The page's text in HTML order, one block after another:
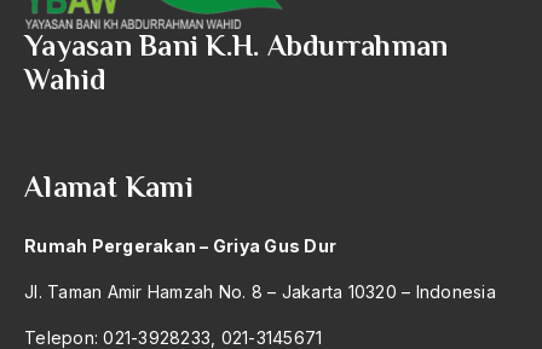
Arswendo Atmowiloto
Arti Kepemimpinan
Asas Keagamaan
asas kebangsaan
Yayasan Bani K.H. Abdurrahman
Wahid
Alamat Kami
Rumah Pergerakan – Griya Gus Dur
Jl. Taman Amir Hamzah No. 8 – Jakarta 10320 – Indonesia
Telepon: 021-3928233, 021-3145671